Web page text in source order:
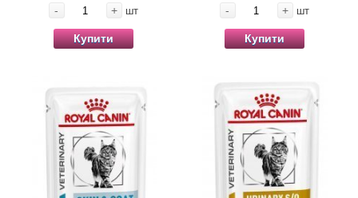
- + шт
Купити
- + шт
Купити